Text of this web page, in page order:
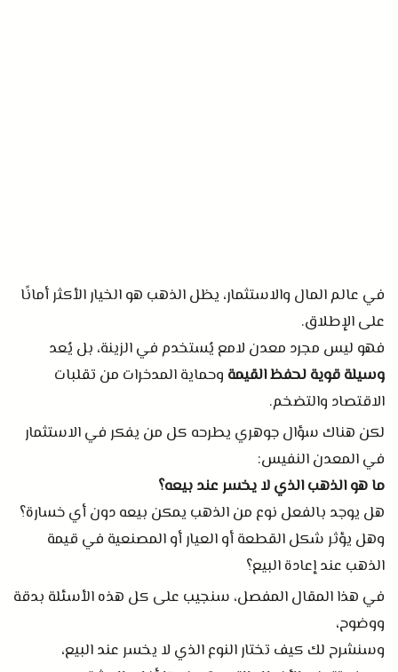
في عالم المال والاستثمار، يظل الذهب هو الخيار الأكثر أمانًا
على الإطلاق.
فهو ليس مجرد معدن لامع يُستخدم في الزينة، بل يُعد
وسيلة قوية لحفظ القيمة وحماية المدخرات من تقلبات
الاقتصاد والتضخم.
لكن هناك سؤال جوهري يطرحه كل من يفكر في الاستثمار
في المعدن النفيس:
ما هو الذهب الذي لا يخسر عند بيعه؟
هل يوجد بالفعل نوع من الذهب يمكن بيعه دون أي خسارة؟
وهل يؤثر شكل القطعة أو العيار أو المصنعية في قيمة
الذهب عند إعادة البيع؟
في هذا المقال المفصل، سنجيب على كل هذه الأسئلة بدقة
ووضوح،
وسنشرح لك كيف تختار النوع الذي لا يخسر عند البيع،